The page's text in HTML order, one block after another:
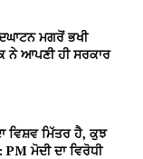
ਮਗਰੋਂ ਭਖੀ
ਨੇ ਆਪਣੀ ਹੀ ਸਰਕਾਰ
ਵਿਸ਼ਵ ਮਿੱਤਰ ਹੈ, ਕੁਝ
ਮੋਦੀ ਦਾ ਵਿਰੋਧੀ